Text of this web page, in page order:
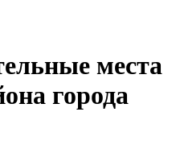
места
города